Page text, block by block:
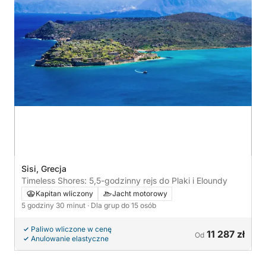
Sisi, Grecja
Timeless Shores: 5,5-godzinny rejs do Plaki i Eloundy
Kapitan wliczony
Jacht motorowy
5 godziny 30 minut · Dla grup do 15 osób
Paliwo wliczone w cenę
Anulowanie elastyczne
Od 11 287 zł